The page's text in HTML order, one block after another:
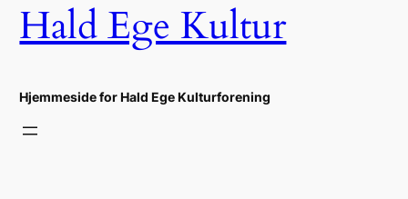
Hald Ege Kultur
Hjemmeside for Hald Ege Kulturforening